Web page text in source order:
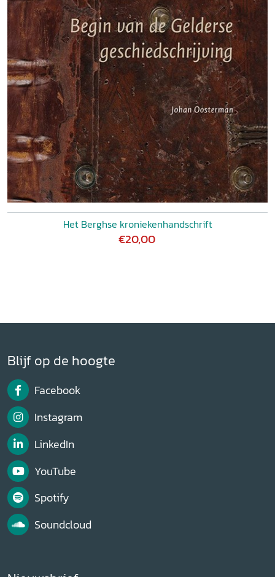
Het Berghse kroniekenhandschrift
€20,00
Blijf op de hoogte
Facebook
Instagram
LinkedIn
YouTube
Spotify
Soundcloud